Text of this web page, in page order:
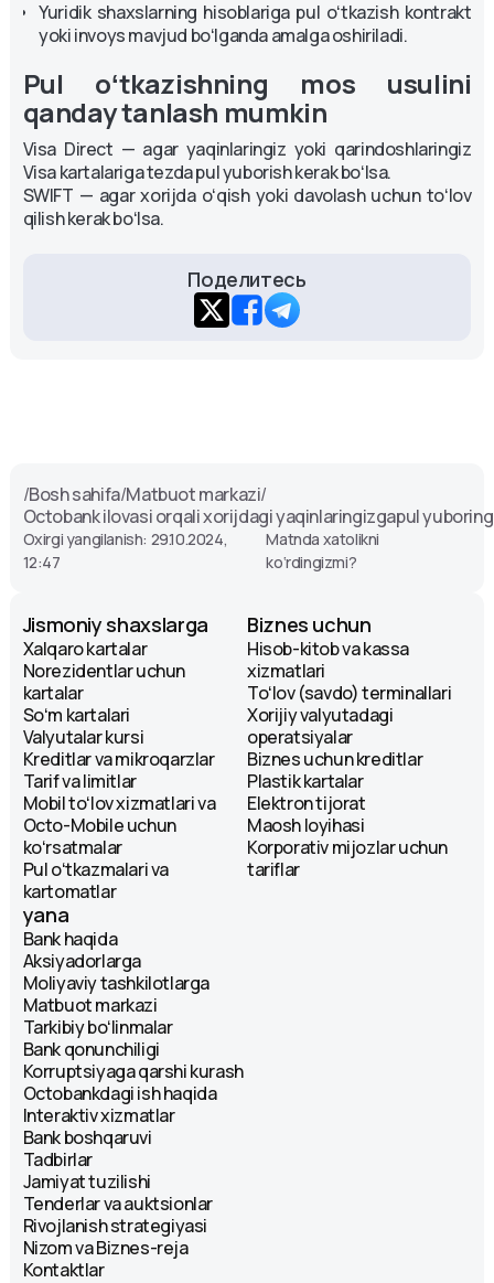
Yuridik shaxslarning hisoblariga pul oʻtkazish kontrakt
yoki invoys mavjud boʻlganda amalga oshiriladi.
Pul oʻtkazishning mos usulini
qanday tanlash mumkin
Visa Direct — agar yaqinlaringiz yoki qarindoshlaringiz
Visa kartalariga tezda pul yuborish kerak boʻlsa.
SWIFT — agar xorijda oʻqish yoki davolash uchun toʻlov
qilish kerak boʻlsa.
Поделитесь
/Bosh sahifa/Matbuot markazi/
Octobank ilovasi orqali xorijdagi yaqinlaringizgapul
Oxirgi yangilanish: 29.10.2024,
12:47
Matnda xatolikni
ko‘rdingizmi?
Jismoniy shaxslarga
Xalqaro kartalar
Norezidentlar uchun
kartalar
Soʻm kartalari
Valyutalar kursi
Kreditlar va mikroqarzlar
Tarif va limitlar
Mobil toʻlov xizmatlari va
Octo-Mobile uchun
koʻrsatmalar
Pul oʻtkazmalari va
kartomatlar
Biznes uchun
Hisob-kitob va kassa
xizmatlari
Toʻlov (savdo) terminallari
Xorijiy valyutadagi
operatsiyalar
Biznes uchun kreditlar
Plastik kartalar
Elektron tijorat
Maosh loyihasi
Korporativ mijozlar uchun
tariflar
yana
Bank haqida
Aksiyadorlarga
Moliyaviy tashkilotlarga
Matbuot markazi
Tarkibiy boʻlinmalar
Bank qonunchiligi
Korruptsiyaga qarshi kurash
Octobankdagi ish haqida
Interaktiv xizmatlar
Bank boshqaruvi
Tadbirlar
Jamiyat tuzilishi
Tenderlar va auktsionlar
Rivojlanish strategiyasi
Nizom va Biznes-reja
Kontaktlar